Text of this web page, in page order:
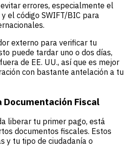
errores, especialmente el
el código SWIFT/BIC para
externo para verificar tu
puede tardar uno o dos días,
de EE. UU., así que es mejor
con bastante antelación a tu
Documentación Fiscal
liberar tu primer pago, está
documentos fiscales. Estos
y tu tipo de ciudadanía o